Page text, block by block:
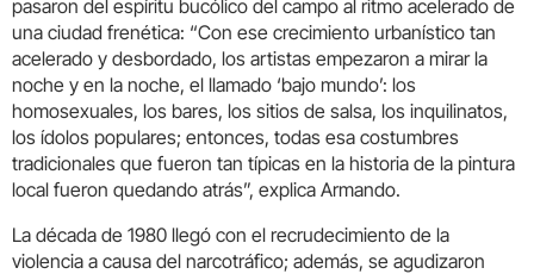
pasaron del espíritu bucólico del campo al ritmo acelerado de
una ciudad frenética: “Con ese crecimiento urbanístico tan
acelerado y desbordado, los artistas empezaron a mirar la
noche y en la noche, el llamado ‘bajo mundo’: los
homosexuales, los bares, los sitios de salsa, los inquilinatos,
los ídolos populares; entonces, todas esa costumbres
tradicionales que fueron tan típicas en la historia de la pintura
local fueron quedando atrás”, explica Armando.
La década de 1980 llegó con el recrudecimiento de la
violencia a causa del narcotráfico; además, se agudizaron